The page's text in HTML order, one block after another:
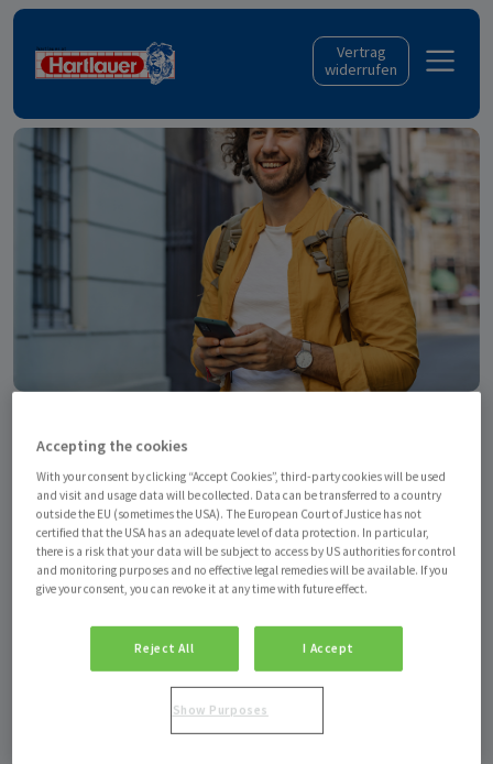
Vertrag
widerrufen
MTEL
Guthaben wird sofort aufgeladen
Guthaben in Euro
EUR20,00
Accepting the cookies
With your consent by clicking “Accept Cookies”, third-party cookies will be used
and visit and usage data will be collected. Data can be transferred to a country
outside the EU (sometimes the USA). The European Court of Justice has not
certified that the USA has an adequate level of data protection. In particular,
there is a risk that your data will be subject to access by US authorities for control
and monitoring purposes and no effective legal remedies will be available. If you
give your consent, you can revoke it at any time with future effect.
Reject All I Accept
Show Purposes